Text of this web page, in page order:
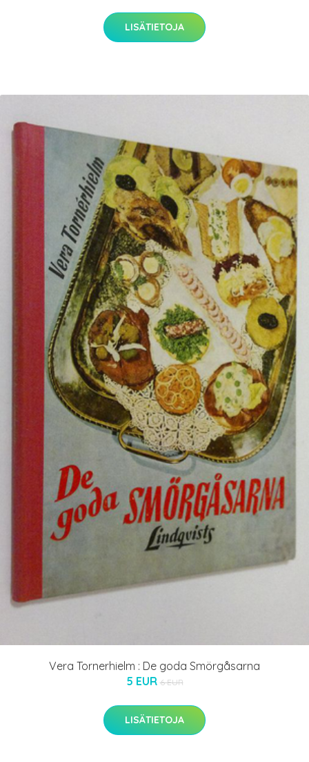
LISÄTIETOJA
Vera Tornerhielm : De goda Smörgåsarna
5 EUR 6 EUR
LISÄTIETOJA